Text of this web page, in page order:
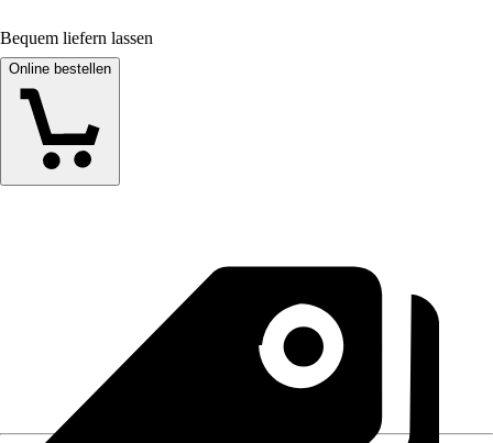
Bequem liefern lassen
Online bestellen